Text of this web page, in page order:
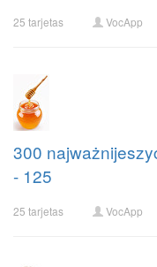
25 tarjetas VocApp
300
- 125
25 tarjetas VocApp